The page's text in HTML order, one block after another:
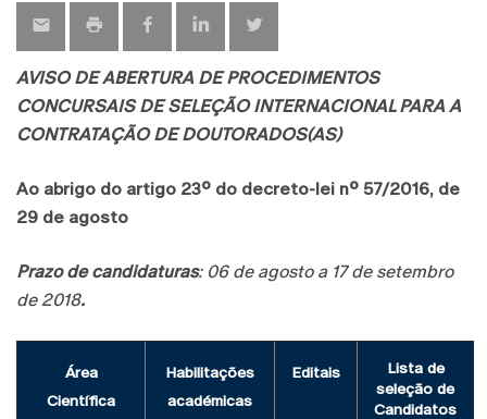
AVISO DE ABERTURA DE PROCEDIMENTOS
CONCURSAIS DE SELEÇÃO INTERNACIONAL PARA A
CONTRATAÇÃO DE DOUTORADOS(AS)
Ao abrigo do artigo 23º do decreto-lei nº 57/2016, de
29 de agosto
Prazo de candidaturas: 06 de agosto a 17 de setembro
de 2018.
Área
Científica
Habilitações
académicas
Editais
Lista de
seleção de
Candidatos